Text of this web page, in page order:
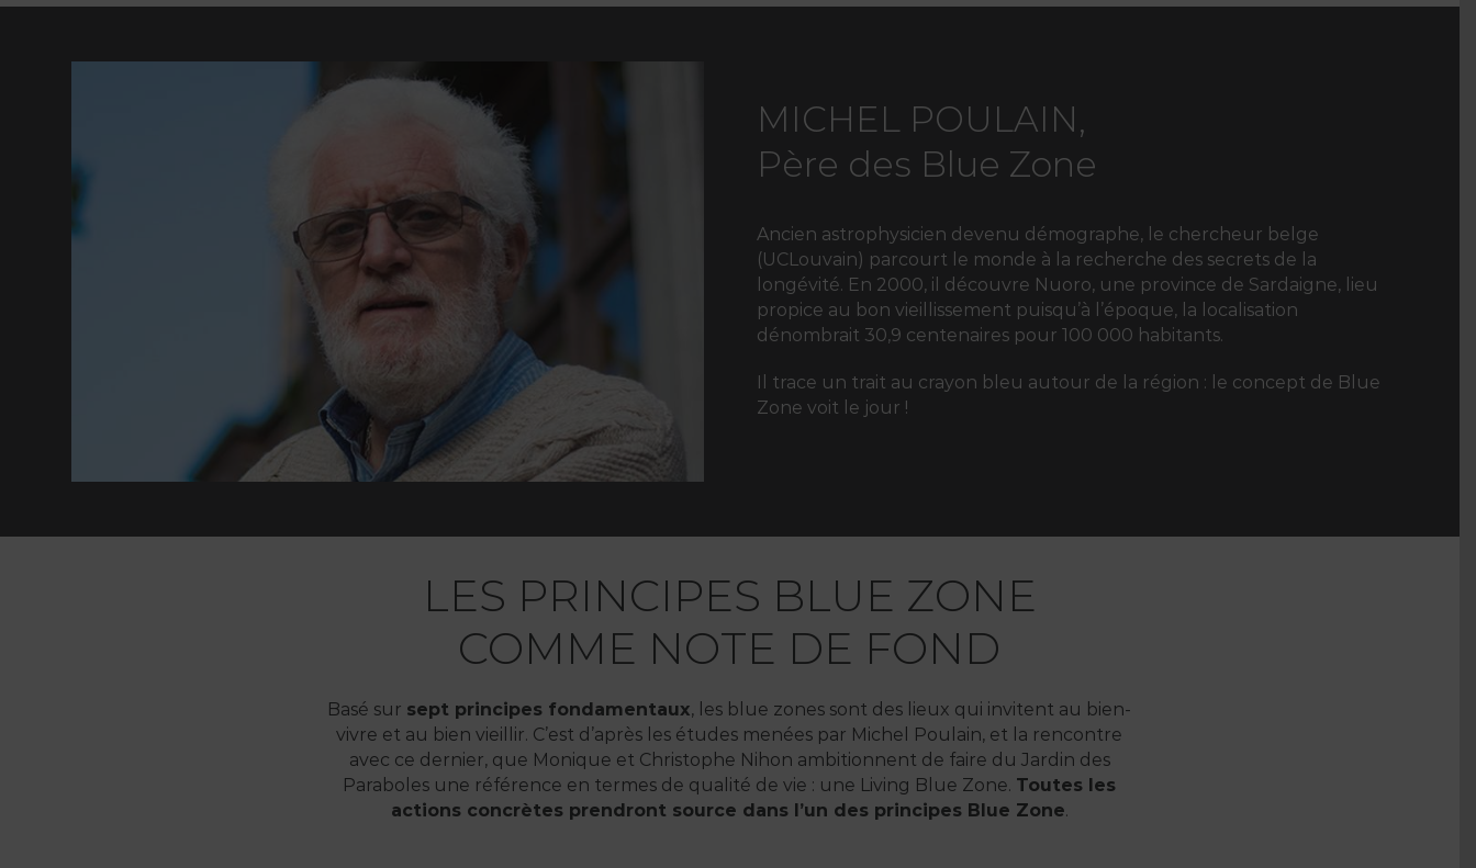
MICHEL POULAIN,
Père des Blue Zone
Ancien astrophysicien devenu démographe, le chercheur belge
(UCLouvain) parcourt le monde à la recherche des secrets de la
longévité. En 2000, il découvre Nuoro, une province de Sardaigne, lieu
propice au bon vieillissement puisqu’à l’époque, la localisation
dénombrait 30,9 centenaires pour 100 000 habitants.
Il trace un trait au crayon bleu autour de la région : le concept de Blue
Zone voit le jour !
LES PRINCIPES BLUE ZONE
COMME NOTE DE FOND
Basé sur sept principes fondamentaux, les blue zones sont des lieux qui invitent au bien-
vivre et au bien vieillir. C’est d’après les études menées par Michel Poulain, et la rencontre
avec ce dernier, que Monique et Christophe Nihon ambitionnent de faire du Jardin des
Paraboles une référence en termes de qualité de vie : une Living Blue Zone. Toutes les
actions concrètes prendront source dans l’un des principes Blue Zone.